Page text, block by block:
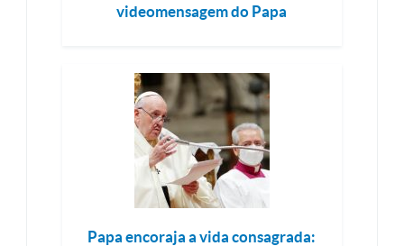
videomensagem do Papa
Papa encoraja a vida consagrada: